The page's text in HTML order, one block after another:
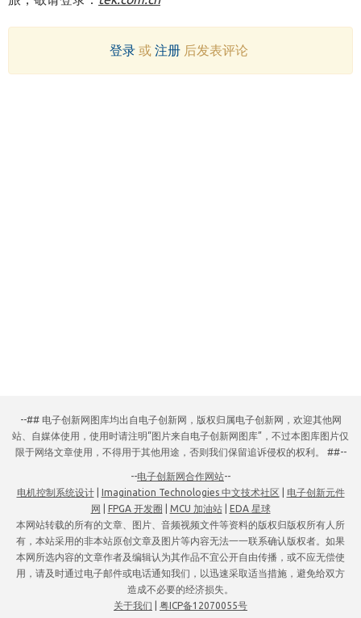
登录或 注册后发表评论
--## 电子创新网图库均出自电子创新网，版权归属电子创新网，欢迎其他网
站、自媒体使用，使用时请注明“图片来自电子创新网图库”，不过本图库图片仅
限于网络文章使用，不得用于其他用途，否则我们保留追诉侵权的权利。 ##--
--电子创新网合作网站--
电机控制系统设计| Imagination Technologies 中文技术社区
电子创新元件
网
FPGA 开发圈 MCU 加油站|
EDA 星球
本网站转载的所有的文章、图片、音频视频文件等资料的版权归版权所有人所
有，本站采用的非本站原创文章及图片等内容无法一一联系确认版权者。如果
本网所选内容的文章作者及编辑认为其作品不宜公开自由传播，或不应无偿使
用，请及时通过电子邮件或电话通知我们，以迅速采取适当措施，避免给双方
造成不必要的经济损失。
关于我们
粤ICP备12070055号